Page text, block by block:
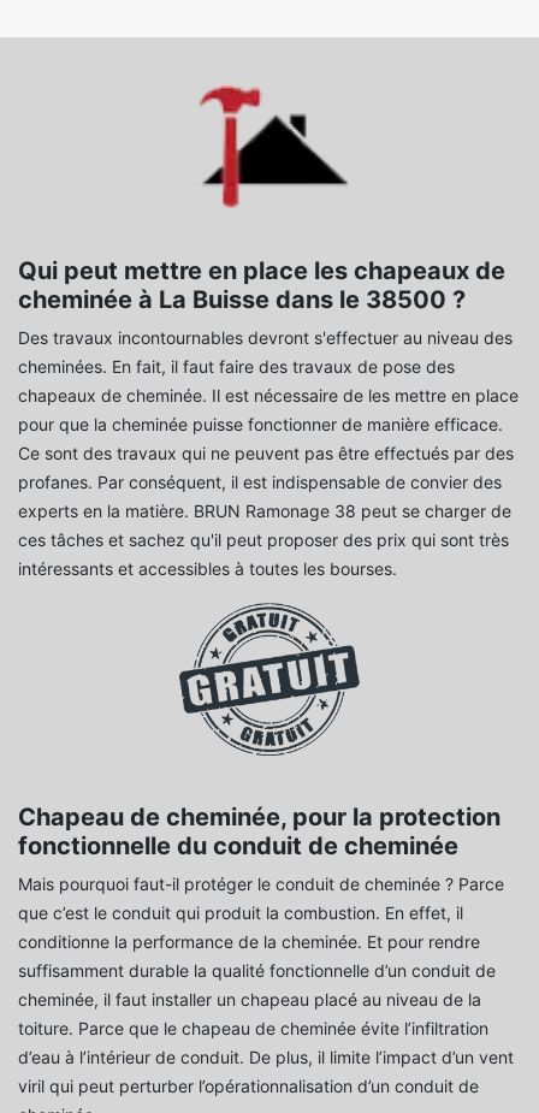
Qui peut mettre en place les chapeaux de
cheminée à La Buisse dans le 38500 ?
Des travaux incontournables devront s'effectuer au niveau des
cheminées. En fait, il faut faire des travaux de pose des
chapeaux de cheminée. Il est nécessaire de les mettre en place
pour que la cheminée puisse fonctionner de manière efficace.
Ce sont des travaux qui ne peuvent pas être effectués par des
profanes. Par conséquent, il est indispensable de convier des
experts en la matière. BRUN Ramonage 38 peut se charger de
ces tâches et sachez qu'il peut proposer des prix qui sont très
intéressants et accessibles à toutes les bourses.
Chapeau de cheminée, pour la protection
fonctionnelle du conduit de cheminée
Mais pourquoi faut-il protéger le conduit de cheminée ? Parce
que c’est le conduit qui produit la combustion. En effet, il
conditionne la performance de la cheminée. Et pour rendre
suffisamment durable la qualité fonctionnelle d’un conduit de
cheminée, il faut installer un chapeau placé au niveau de la
toiture. Parce que le chapeau de cheminée évite l’infiltration
d’eau à l’intérieur de conduit. De plus, il limite l’impact d’un vent
viril qui peut perturber l’opérationnalisation d’un conduit de